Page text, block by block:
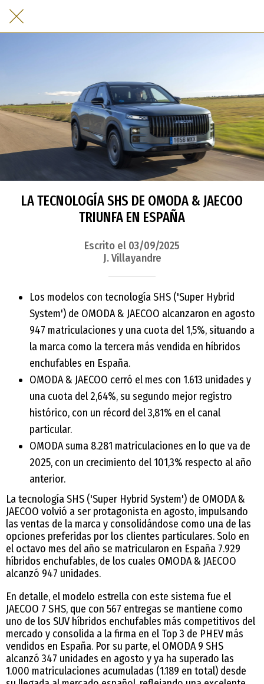
LA TECNOLOGÍA SHS DE OMODA & JAECOO
TRIUNFA EN ESPAÑA
Escrito el 03/09/2025
J. Villayandre
Los modelos con tecnología SHS ('Super Hybrid
System') de OMODA & JAECOO alcanzaron en agosto
947 matriculaciones y una cuota del 1,5%, situando a
la marca como la tercera más vendida en híbridos
enchufables en España.
OMODA & JAECOO cerró el mes con 1.613 unidades y
una cuota del 2,64%, su segundo mejor registro
histórico, con un récord del 3,81% en el canal
particular.
OMODA suma 8.281 matriculaciones en lo que va de
2025, con un crecimiento del 101,3% respecto al año
anterior.
La tecnología SHS ('Super Hybrid System') de OMODA &
JAECOO volvió a ser protagonista en agosto, impulsando
las ventas de la marca y consolidándose como una de las
opciones preferidas por los clientes particulares. Solo en
el octavo mes del año se matricularon en España 7.929
híbridos enchufables, de los cuales OMODA & JAECOO
alcanzó 947 unidades.
En detalle, el modelo estrella con este sistema fue el
JAECOO 7 SHS, que con 567 entregas se mantiene como
uno de los SUV híbridos enchufables más competitivos del
mercado y consolida a la firma en el Top 3 de PHEV más
vendidos en España. Por su parte, el OMODA 9 SHS
alcanzó 347 unidades en agosto y ya ha superado las
1.000 matriculaciones acumuladas (1.189 en total) desde